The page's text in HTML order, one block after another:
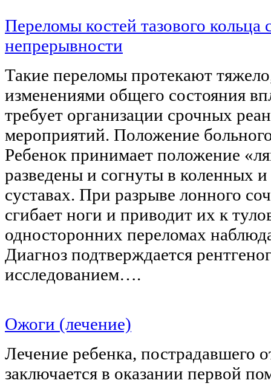
Переломы костей тазового кольца
непрерывности
Такие переломы протекают
изменениями общего состояния
требует организации срочных
мероприятий. Положение
Ребенок принимает положение
разведены и согнуты в коленных
суставах. При разрыве лонного
сгибает ноги и приводит их к
односторонних переломах
Диагноз подтверждается
исследованием….
Ожоги (лечение)
Лечение ребенка, пострадавшего
заключается в оказании первой